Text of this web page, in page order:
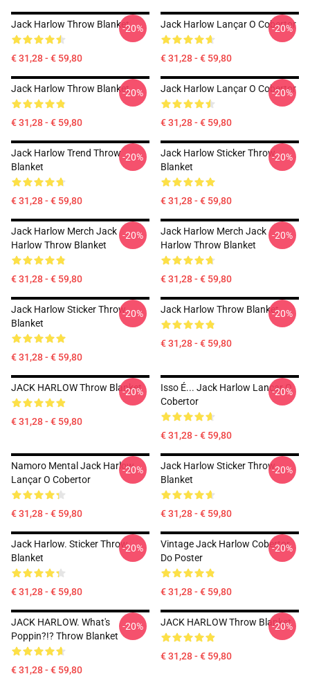
Jack Harlow Throw Blanket
€ 31,28 - € 59,80
-20% Jack Harlow Lançar O Cobertor
€ 31,28 - € 59,80
-20%
Jack Harlow Throw Blanket
€ 31,28 - € 59,80
-20% Jack Harlow Lançar O Cobertor
€ 31,28 - € 59,80
-20%
Jack Harlow Trend Throw
Blanket
€ 31,28 - € 59,80
-20%
Jack Harlow Sticker Throw
Blanket
€ 31,28 - € 59,80
-20%
Jack Harlow Merch Jack
Harlow Throw Blanket
€ 31,28 - € 59,80
-20%
Jack Harlow Merch Jack
Harlow Throw Blanket
€ 31,28 - € 59,80
-20%
Jack Harlow Sticker Throw
Blanket
€ 31,28 - € 59,80
-20% Jack Harlow Throw Blanket
€ 31,28 - € 59,80
-20%
JACK HARLOW Throw Blanket
€ 31,28 - € 59,80
-20%
Isso É... Jack Harlow Lançar O
Cobertor
€ 31,28 - € 59,80
-20%
Namoro Mental Jack Harlow
Lançar O Cobertor
€ 31,28 - € 59,80
-20%
Jack Harlow Sticker Throw
Blanket
€ 31,28 - € 59,80
-20%
Jack Harlow. Sticker Throw
Blanket
€ 31,28 - € 59,80
-20%
Vintage Jack Harlow Cobertor
Do Poster
€ 31,28 - € 59,80
-20%
JACK HARLOW. What's
Poppin?!? Throw Blanket
€ 31,28 - € 59,80
-20% JACK HARLOW Throw Blanket
€ 31,28 - € 59,80
-20%